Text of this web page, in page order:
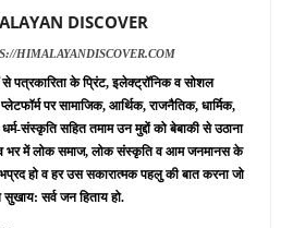
DISCOVER
HIMALAYANDISCOVER.COM
से पत्रकारिता के प्रिंट, इलेक्ट्रॉनिक व सोशल
प्लेटफॉर्म पर सामाजिक, आर्थिक, राजनैतिक, धार्मिक,
संस्कृति सहित तमाम उन मुद्दों को बेबाकी से उठाना
भर में लोक समाज, लोक संस्कृति व आम जनमानस के
हो व हर उस सकारात्मक पहलु की बात करना जो
सुखाय: सर्व जन हिताय हो.